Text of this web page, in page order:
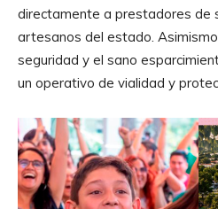
directamente a prestadores de
artesanos del estado.
seguridad y el sano
un operativo de vialidad y